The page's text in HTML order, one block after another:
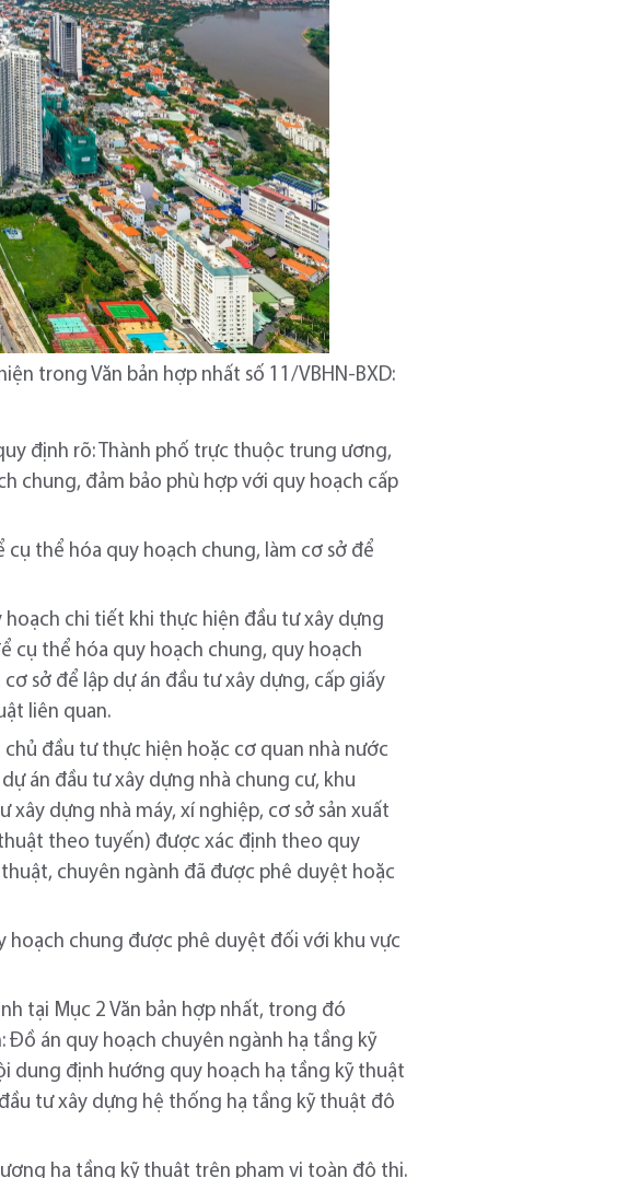
trong Văn bản hợp nhất số 11/VBHN-BXD:
định rõ: Thành phố trực thuộc trung ương,
chung, đảm bảo phù hợp với quy hoạch cấp
thể hóa quy hoạch chung, làm cơ sở để
chi tiết khi thực hiện đầu tư xây dựng
cụ thể hóa quy hoạch chung, quy hoạch
sở để lập dự án đầu tư xây dựng, cấp giấy
liên quan.
đầu tư thực hiện hoặc cơ quan nhà nước
án đầu tư xây dựng nhà chung cư, khu
dựng nhà máy, xí nghiệp, cơ sở sản xuất
theo tuyến) được xác định theo quy
chuyên ngành đã được phê duyệt hoặc
hoạch chung được phê duyệt đối với khu vực
tại Mục 2 Văn bản hợp nhất, trong đó
án quy hoạch chuyên ngành hạ tầng kỹ
dung định hướng quy hoạch hạ tầng kỹ thuật
tư xây dựng hệ thống hạ tầng kỹ thuật đô
hạ tầng kỹ thuật trên phạm vi toàn đô thị.